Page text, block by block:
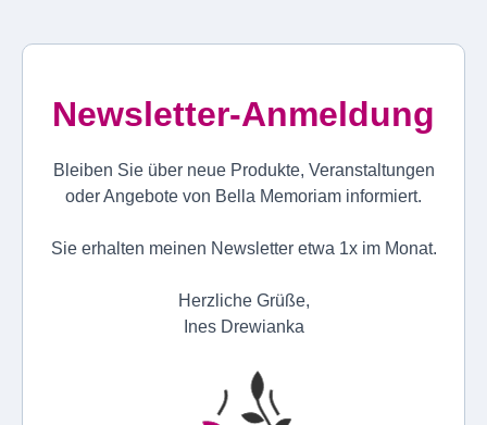
Newsletter-Anmeldung
Bleiben Sie über neue Produkte, Veranstaltungen
oder Angebote von Bella Memoriam informiert.
Sie erhalten meinen Newsletter etwa 1x im Monat.
Herzliche Grüße,
Ines Drewianka